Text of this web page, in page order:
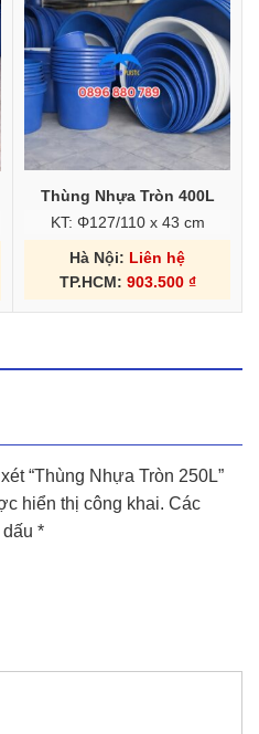
Thùng Nhựa Tròn 400L
KT: Φ127/110 x 43 cm
Hà Nội: Liên hệ
TP.HCM: 903.500 ₫
“Thùng Nhựa Tròn 250L”
hiển thị công khai. Các
*